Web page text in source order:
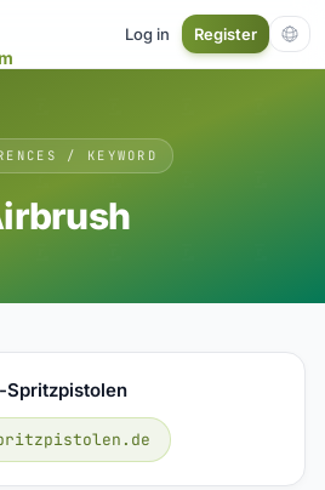
Log in Register
/ KEYWORD
Spritzpistolen